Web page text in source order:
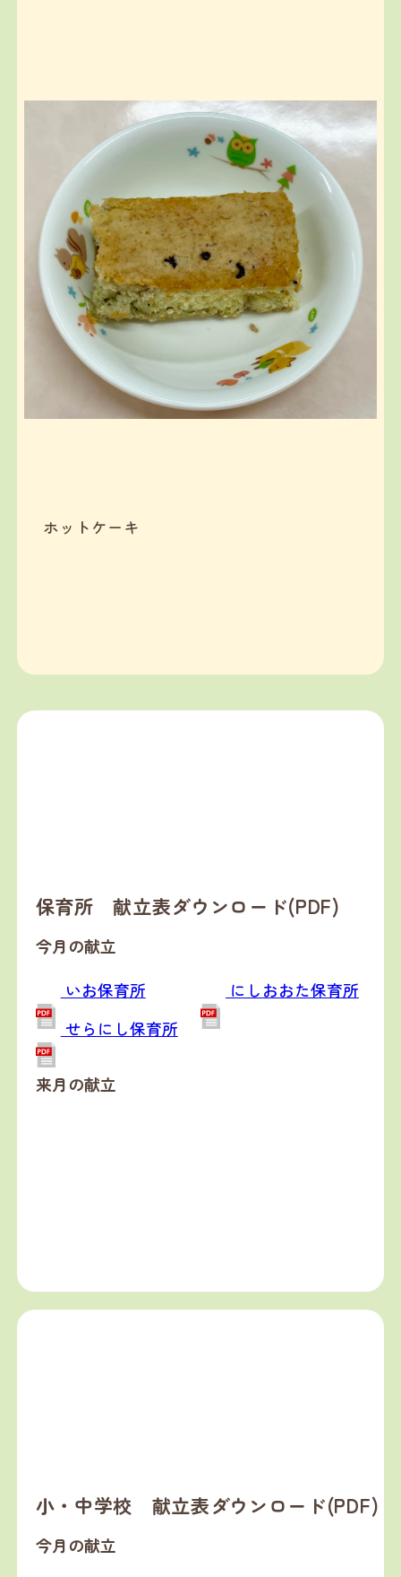
ホットケーキ
保育所 献立表ダウンロード(PDF)
今月の献立
いお保育所
にしおおた保育所
せらにし保育所
来月の献立
小・中学校 献立表ダウンロード(PDF)
今月の献立